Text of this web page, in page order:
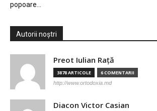
popoare…
Autorii noștri
Preot Iulian Raţă
3878 ARTICOLE 6 COMENTARII
http://www.ortodoxia.md
Diacon Victor Casian